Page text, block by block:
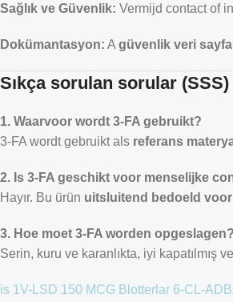
Sağlık ve Güvenlik: Vermijd contact of
Dokümantasyon: A güvenlik veri
Sıkça sorulan sorular (SSS)
1. Waarvoor wordt 3-FA gebruikt?
3-FA wordt gebruikt als referans
2. Is 3-FA geschikt voor menselijke
Hayır. Bu ürün uitsluitend bedoeld
3. Hoe moet 3-FA worden opgeslagen?
Serin, kuru ve karanlıkta, iyi kapatılmış
is 1V-LSD 150 MCG Blotterlar 6-CL-